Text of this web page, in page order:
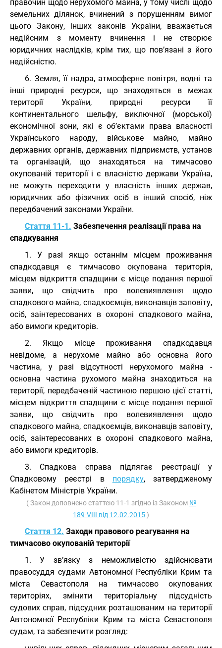
правочин щодо нерухомого майна, у тому числі щодо
земельних ділянок, вчинений з порушенням вимог
цього Закону, інших законів України, вважається
недійсним з моменту вчинення і не створює
юридичних наслідків, крім тих, що пов’язані з його
недійсністю.
6. Земля, її надра, атмосферне повітря, водні та
інші природні ресурси, що знаходяться в межах
території України, природні ресурси її
континентального шельфу, виключної (морської)
економічної зони, які є об’єктами права власності
Українського народу, військове майно, майно
державних органів, державних підприємств, установ
та організацій, що знаходяться на тимчасово
окупованій території і є власністю держави Україна,
не можуть переходити у власність інших держав,
юридичних або фізичних осіб в інший спосіб, ніж
передбачений законами України.
Стаття 11-1. Забезпечення реалізації права на
спадкування
1. У разі якщо останнім місцем проживання
спадкодавця є тимчасово окупована територія,
місцем відкриття спадщини є місце подання першої
заяви, що свідчить про волевиявлення щодо
спадкового майна, спадкоємців, виконавців заповіту,
осіб, заінтересованих в охороні спадкового майна,
або вимоги кредиторів.
2. Якщо місце проживання спадкодавця
невідоме, а нерухоме майно або основна його
частина, у разі відсутності нерухомого майна -
основна частина рухомого майна знаходиться на
території, передбаченій частиною першою цієї статті,
місцем відкриття спадщини є місце подання першої
заяви, що свідчить про волевиявлення щодо
спадкового майна, спадкоємців, виконавців заповіту,
осіб, заінтересованих в охороні спадкового майна,
або вимоги кредиторів.
3. Спадкова справа підлягає реєстрації у
Спадковому реєстрі в порядку, затвердженому
Кабінетом Міністрів України.
( Закон доповнено статтею 11-1 згідно із Законом №
189-VIII від 12.02.2015)
Стаття 12. Заходи правового реагування на
тимчасово окупованій території
1. У зв’язку з неможливістю здійснювати
правосуддя судами Автономної Республіки Крим та
міста Севастополя на тимчасово окупованих
територіях, змінити територіальну підсудність
судових справ, підсудних розташованим на території
Автономної Республіки Крим та міста Севастополя
судам, та забезпечити розгляд: